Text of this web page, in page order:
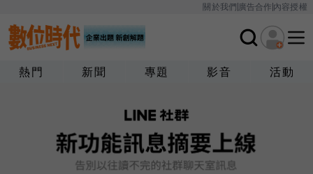
關於我們廣告合作內容授權
熱門 新聞 專題 影音 活動